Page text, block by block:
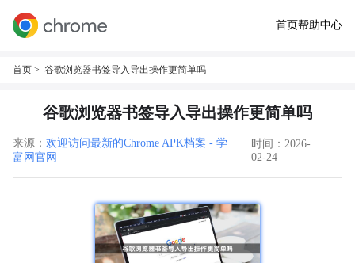
首页帮助中心
首页 > 谷歌浏览器书签导入导出操作更简单吗
谷歌浏览器书签导入导出操作更简单吗
来源： 欢迎访问最新的Chrome APK档案 - 学
富网官网
时间：2026-
02-24